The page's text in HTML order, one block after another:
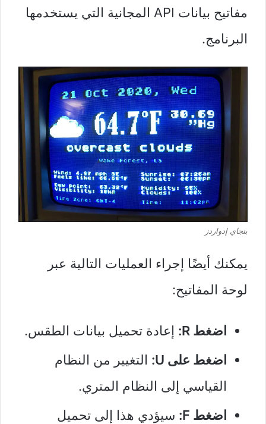
مفاتيح بيانات API المجانية التي يستخدمها
البرنامج.
بنجاي إدواردز
يمكنك أيضًا إجراء العمليات التالية عبر
لوحة المفاتيح:
اضغط R:
إعادة تحميل بيانات الطقس.
اضغط على U:
التغيير من النظام
القياسي إلى النظام المتري.
اضغط F:
سيؤدي هذا إلى تحميل